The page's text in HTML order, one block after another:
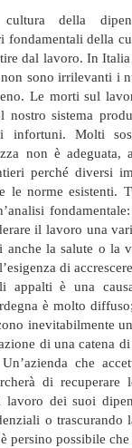
della
fondamentali della
dal lavoro. In
sono irrilevanti i
Le morti sul
nostro sistema
infortuni. Molti
non è adeguata,
perché diversi
le norme esistenti.
il lavoro una
anche la salute o la
di
appalti è una
è molto
inevitabilmente
di una catena
che
di recuperare
lavoro dei suoi
o trascurando
persino possibile